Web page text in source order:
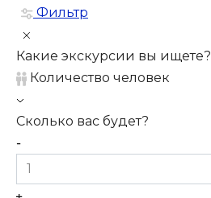
Фильтр
Какие экскурсии вы ищете?
Количество человек
Сколько вас будет?